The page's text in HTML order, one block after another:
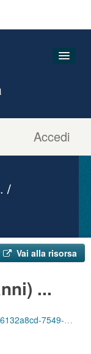
Accedi
Vai alla risorsa
...
download/ute_attivi_eta_bib_sbu_01_202102.csv